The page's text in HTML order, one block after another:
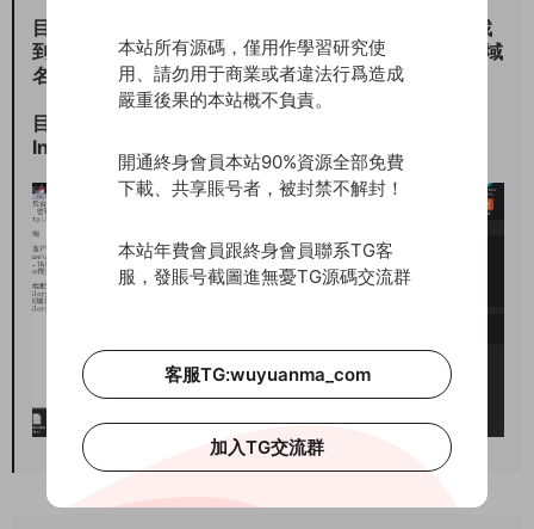
目錄\Payload\GloryProject-mobile.app\base\src找
到config_path.luac修改裏面的域名 微信開發者 找到域
名qqqqqq.1kt4g.cn 解析一個15位的域名替換
目錄\Payload\GloryProject-mobile.app找到
Info.plist修改名字 開發者id
本站所有源碼，僅用作學習研究使
用、請勿用于商業或者違法行爲造成
嚴重後果的本站概不負責。
開通終身會員本站90%資源全部免費
下載、共享賬号者，被封禁不解封！
本站年費會員跟終身會員聯系TG客
服，發賬号截圖進無憂TG源碼交流群
客服TG:wuyuanma_com
加入TG交流群